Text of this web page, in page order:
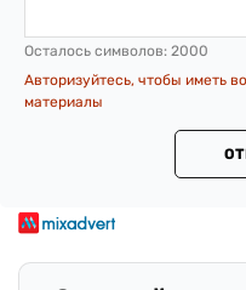
Осталось символов: 2000
Авторизуйтесь, чтобы иметь
материалы